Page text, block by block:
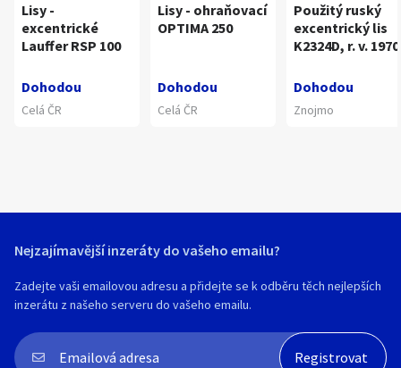
Lisy -
excentrické
Lauffer RSP 100
Dohodou
Celá ČR
Lisy - ohraňovací
OPTIMA 250
Dohodou
Celá ČR
Použitý ruský
excentrický lis
K2324D, r. v. 1970
Dohodou
Znojmo
Nejzajímavější inzeráty do vašeho emailu?
Zadejte vaši emailovou adresu a přidejte se k odběru těch nejlepších
inzerátu z našeho serveru do vašeho emailu.